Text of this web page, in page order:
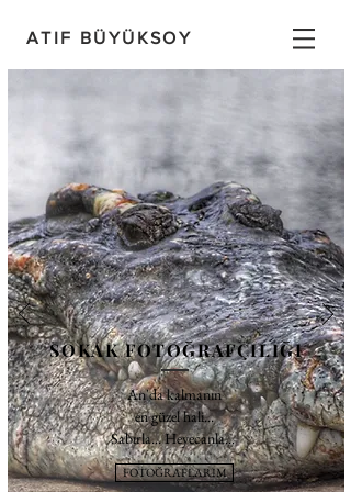
ATIF BÜYÜKSOY
Geçmişte hiçbir şey
olmadı, hepsi Şimdi’de
gerçekleşti. Gelecekte
hiçbir şey olmayacak, hepsi
Şimdi’de gerçekleşecek.
Eckhart Tolle
ÇÖLYAK HASTALIĞI
Glutensiz Hayat
SOKAK FOTOĞRAFÇILIĞI
An'da kalmanın
en güzel hali...
Sabırla... Heyecanla...
FOTOĞRAFLARIM